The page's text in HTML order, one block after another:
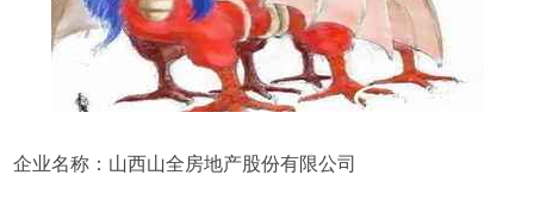
企业名称：山西山全房地产股份有限公司